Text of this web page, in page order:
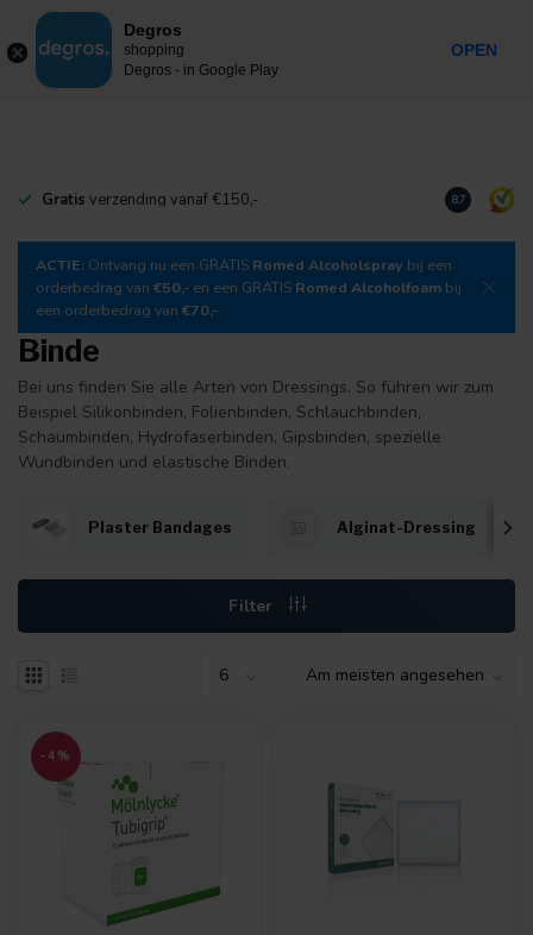
MENU
Gratis verzending vanaf €150,- Laden Sie
8.7
ACTIE: Ontvang nu een GRATIS Romed Alcoholspray bij een
orderbedrag van €50,- en een GRATIS Romed Alcoholfoam bij
een orderbedrag van €70,-
Binde
Bei uns finden Sie alle Arten von Dressings. So führen wir zum
Beispiel Silikonbinden, Folienbinden, Schlauchbinden,
Schaumbinden, Hydrofaserbinden, Gipsbinden, spezielle
Wundbinden und elastische Binden.
Plaster Bandages Alginat-Dressing
Filter
-4%
Degros
shopping
Degros - in Google Play
OPEN